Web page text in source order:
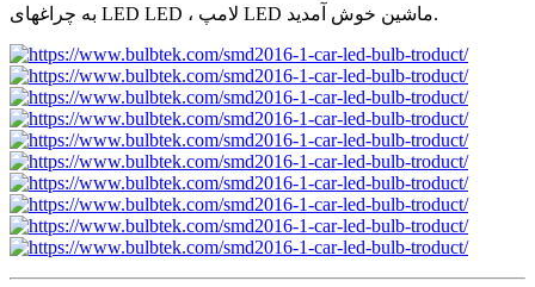
به چراغهای LED LED ، لامپ LED ماشین خوش آمدید.